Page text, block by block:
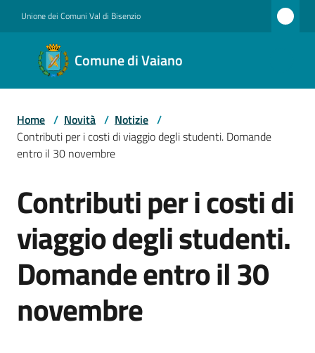
Unione dei Comuni Val di Bisenzio
Comune di Vaiano
Comune
di
Vaiano
Amministrazione
Novità
Servizi
Documenti
Home / Novità / Notizie /
Contributi per i costi di viaggio degli studenti. Domande
entro il 30 novembre
Salta al contenuto
Contributi per i costi di
viaggio degli studenti.
Domande entro il 30
novembre